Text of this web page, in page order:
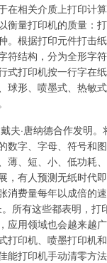
在相关介质上打印计
衡量打印机的质量：
。根据打印元件打击
符结构，分为全形字
式打印机按一行字在
球形、喷墨式、热敏
夫·唐纳德合作发明
数字、字母、符号和
薄、短、小、低功耗
，有人预测无纸时代
消费量每年以成倍的
所有这些都表明，打
应用领域也会越来越
打印机、喷墨打印机
能打印机手动清零方法